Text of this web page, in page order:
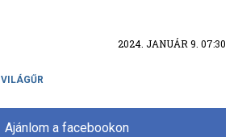
2024. JANUÁR 9. 07:30
VILÁGŰR
Ajánlom a facebookon